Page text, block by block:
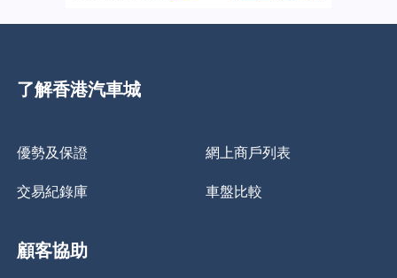
了解香港汽車城
優勢及保證 網上商戶列表
交易紀錄庫 車盤比較
顧客協助